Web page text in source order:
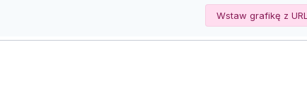
Wstaw grafikę z URL